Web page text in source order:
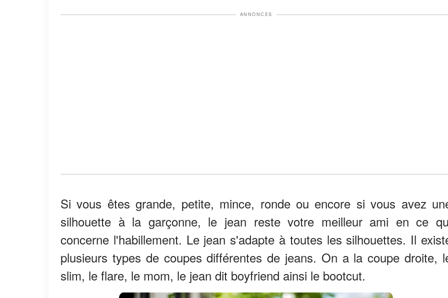
ANNONCES
Si vous êtes grande, petite, mince, ronde ou encore si vous avez
silhouette à la garçonne, le jean reste votre meilleur ami en ce
concerne l'habillement. Le jean s'adapte à toutes les silhouettes. Il
plusieurs types de coupes différentes de jeans. On a la coupe droite,
slim, le flare, le mom, le jean dit boyfriend ainsi le bootcut.